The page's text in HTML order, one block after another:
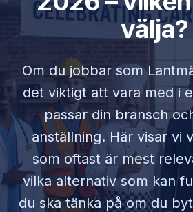
välja?
Om du jobbar som
det viktigt att vara med i
passar din bransch
anställning. Här visar vi
som oftast är mest
vilka alternativ som kan
du ska tänka på om du